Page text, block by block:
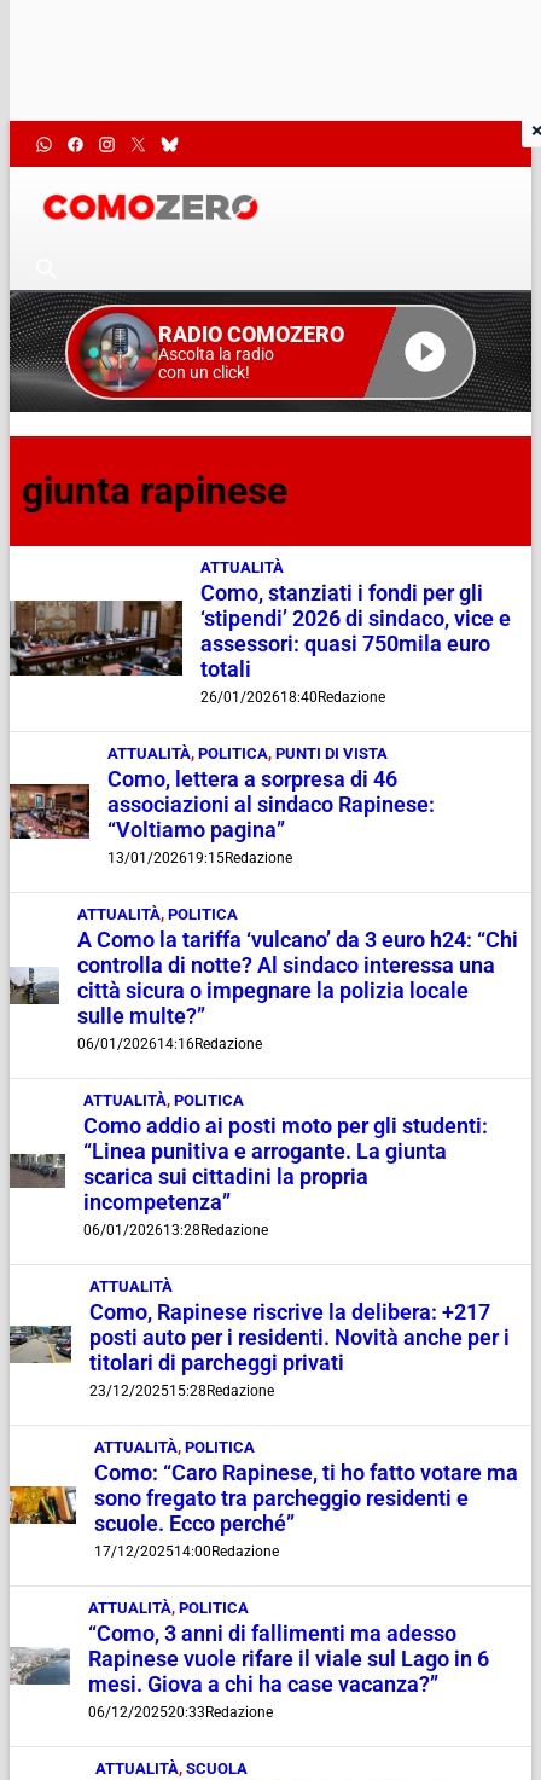
RADIO COMOZERO
Ascolta la radio
con un click!
giunta rapinese
ATTUALITÀ
Como, stanziati i fondi per gli
‘stipendi’ 2026 di sindaco, vice e
assessori: quasi 750mila euro
totali
26/01/202618:40Redazione
ATTUALITÀ,POLITICA,PUNTI DI VISTA
Como, lettera a sorpresa di 46
associazioni al sindaco Rapinese:
“Voltiamo pagina”
13/01/202619:15Redazione
ATTUALITÀ,POLITICA
A Como la tariffa ‘vulcano’ da 3 euro h24: “Chi
controlla di notte? Al sindaco interessa una
città sicura o impegnare la polizia locale
sulle multe?”
06/01/202614:16Redazione
ATTUALITÀ,POLITICA
Como addio ai posti moto per gli studenti:
“Linea punitiva e arrogante. La giunta
scarica sui cittadini la propria
incompetenza”
06/01/202613:28Redazione
ATTUALITÀ
Como, Rapinese riscrive la delibera: +217
posti auto per i residenti. Novità anche per i
titolari di parcheggi privati
23/12/202515:28Redazione
ATTUALITÀ, POLITICA
Como: “Caro Rapinese, ti ho fatto votare ma
sono fregato tra parcheggio residenti e
scuole. Ecco perché”
17/12/202514:00Redazione
ATTUALITÀ, POLITICA
“Como, 3 anni di fallimenti ma adesso
Rapinese vuole rifare il viale sul Lago in 6
mesi. Giova a chi ha case vacanza?”
06/12/202520:33Redazione
ATTUALITÀ,SCUOLA